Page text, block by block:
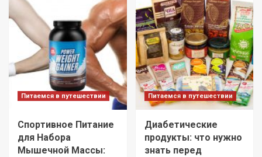
Питаемся в путешествии
Спортивное Питание
для Набора
Мышечной Массы:
Питаемся в путешествии
Диабетические
продукты: что нужно
знать перед